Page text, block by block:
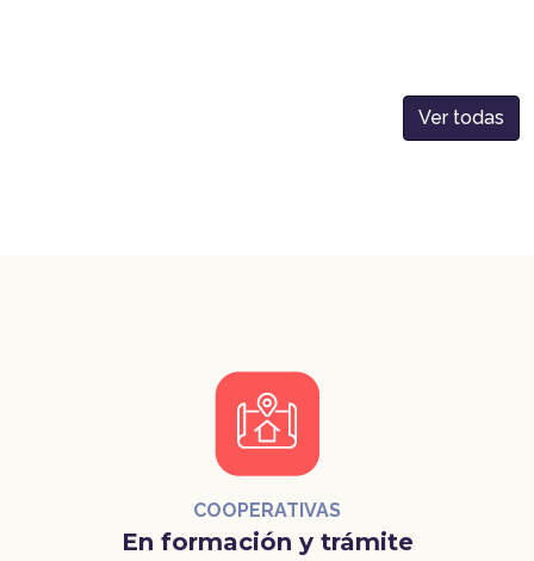
Ver todas
COOPERATIVAS
En formación y trámite